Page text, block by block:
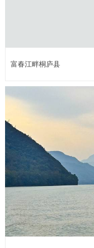
富春江畔桐庐县